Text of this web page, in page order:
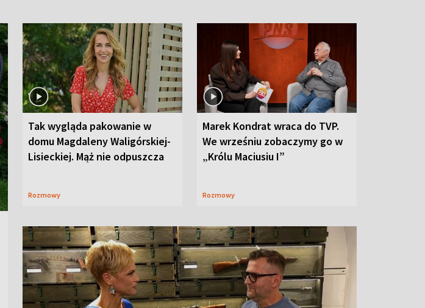
Tak wygląda pakowanie w
domu Magdaleny Waligórskiej-
Lisieckiej. Mąż nie odpuszcza
Rozmowy
Marek Kondrat wraca do TVP.
We wrześniu zobaczymy go w
„Królu Maciusiu I”
Rozmowy